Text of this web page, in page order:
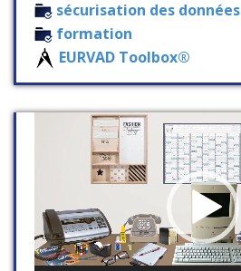
sécurisation des données
formation
EURVAD Toolbox®